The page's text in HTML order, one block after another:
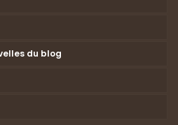
du blog